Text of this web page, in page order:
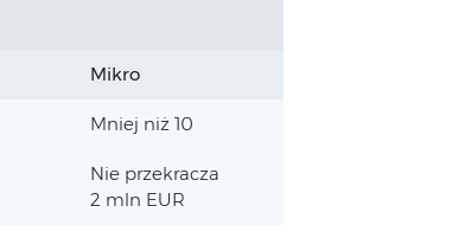
Mikro
Mniej niż 10
Nie przekracza
2 mln EUR